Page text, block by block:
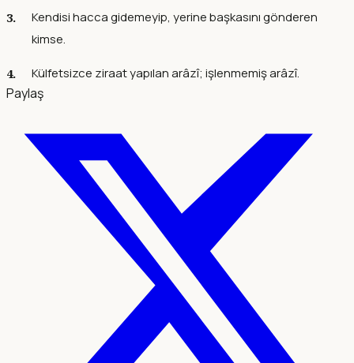
Kendisi hacca gidemeyip, yerine başkasını gönderen
kimse.
Külfetsizce ziraat yapılan arâzî; işlenmemiş arâzî.
Paylaş